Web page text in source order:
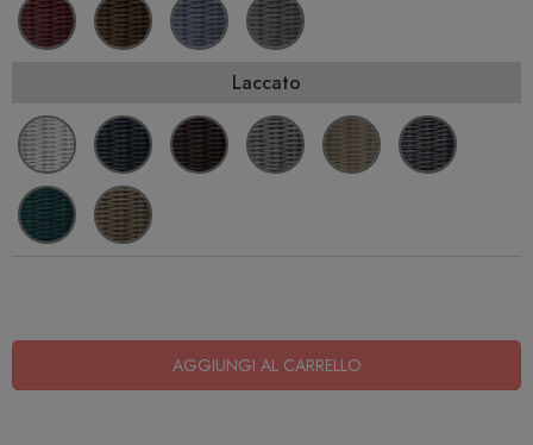
Laccato
AGGIUNGI AL CARRELLO